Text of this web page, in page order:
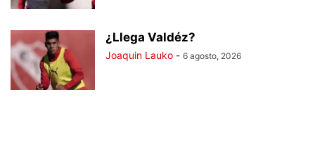
¿Llega Valdéz?
Joaquin Lauko - 6 agosto, 2026